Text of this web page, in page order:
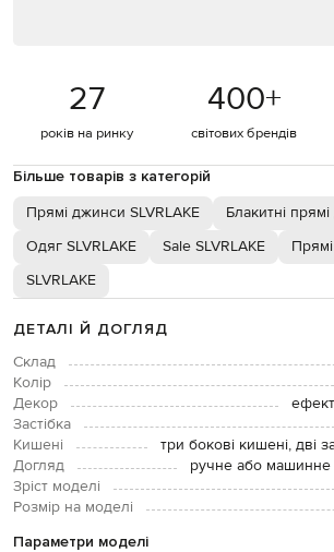
27
років на ринку
400+
світових брендів
Більше товарів з категорій
Прямі джинси SLVRLAKE
Блакитні
Одяг SLVRLAKE
Sale SLVRLAKE
SLVRLAKE
ДЕТАЛІ Й ДОГЛЯД
Склад
Колір
Декор
Застібка
Кишені
три бокові кишені, дві
Догляд
ручне або машинне
Зріст моделі
Розмір на моделі
Параметри моделі